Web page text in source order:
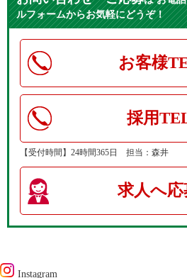
ルフォームからお気軽にどうぞ！
お客様
採用
【受付時間】24時間365日 担当：森井
求人へ応
Instagram